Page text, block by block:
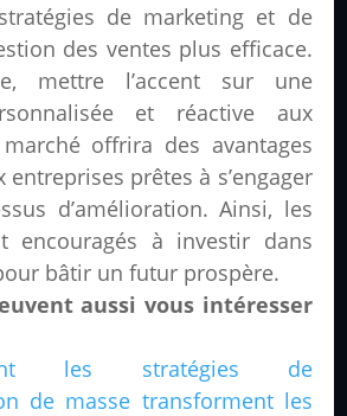
de marketing et de
des ventes plus efficace.
mettre l’accent sur une
et réactive aux
offrira des avantages
prêtes à s’engager
d’amélioration. Ainsi, les
encouragés à investir dans
bâtir un futur prospère.
aussi vous intéresser
les stratégies de
de masse transforment les